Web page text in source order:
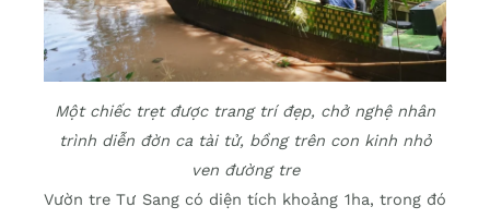
Một chiếc trẹt được trang trí đẹp, chở nghệ nhân
trình diễn đờn ca tài tử, bồng trên con kinh nhỏ
ven đường tre
Vườn tre Tư Sang có diện tích khoảng 1ha, trong đó